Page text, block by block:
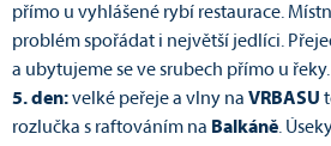
přímo u vyhlášené rybí restaurace.
problém spořádat i největší jedlíci.
a ubytujeme se ve srubech přímo u řeky.
5. den:velké peřeje a vlny na VRBASU
rozlučka s raftováním na Balkáně.